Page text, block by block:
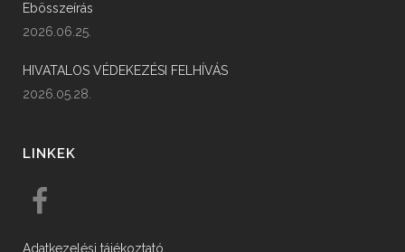
Ebösszeírás
2026.06.25.
HIVATALOS VÉDEKEZÉSI FELHÍVÁS
2026.05.28.
LINKEK
Adatkezelési tájékoztató